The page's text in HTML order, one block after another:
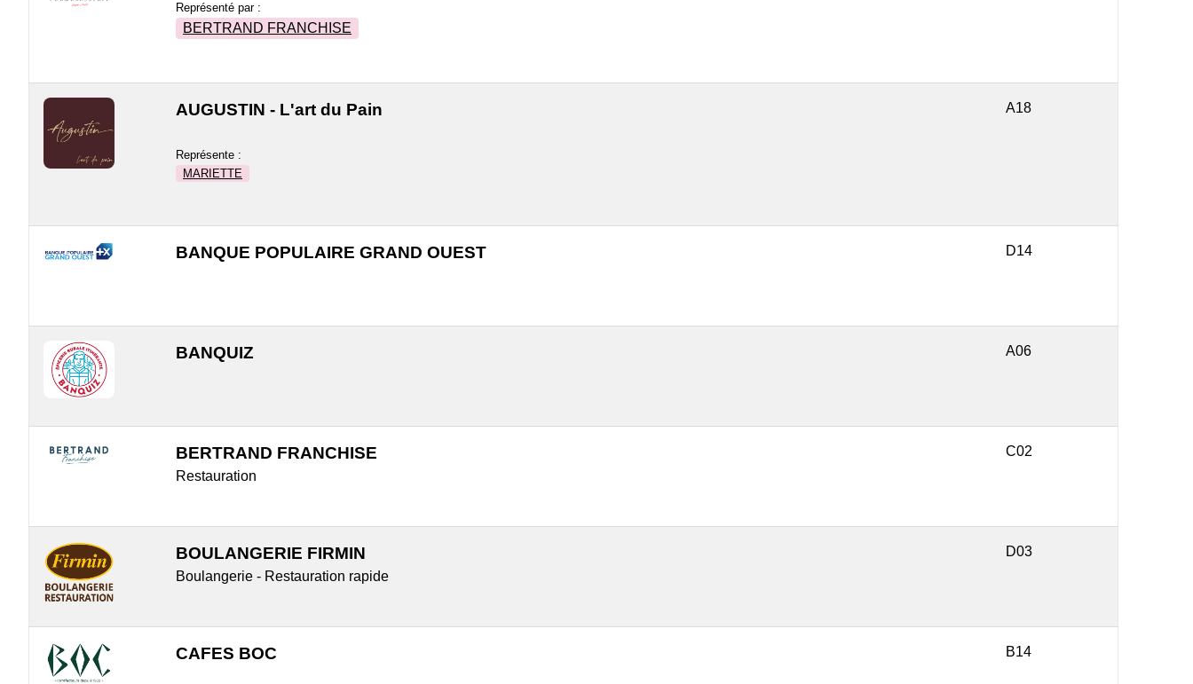
Représenté par :
BERTRAND FRANCHISE
AUGUSTIN - L'art du Pain
Représente :
MARIETTE
A18
BANQUE POPULAIRE GRAND OUEST D14
BANQUIZ A06
BERTRAND FRANCHISE
Restauration
C02
BOULANGERIE FIRMIN
Boulangerie - Restauration rapide
D03
CAFES BOC B14